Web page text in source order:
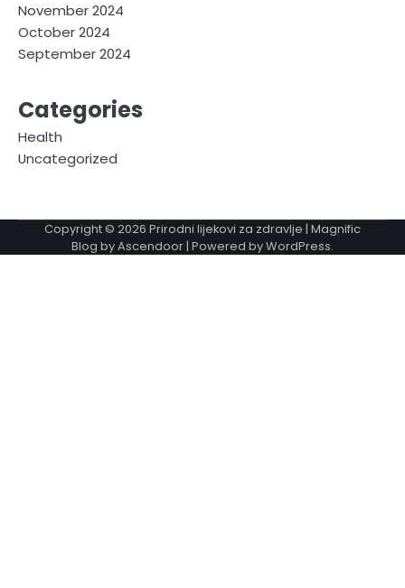
November 2024
October 2024
September 2024
Categories
Health
Uncategorized
Copyright © 2026 Prirodni lijekovi za zdravlje | Magnific
Blog byAscendoor| Powered byWordPress.